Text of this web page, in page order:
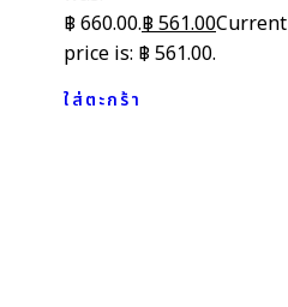
฿ 660.00.฿561.00Current
price is: ฿ 561.00.
ใส่ตะกร้า